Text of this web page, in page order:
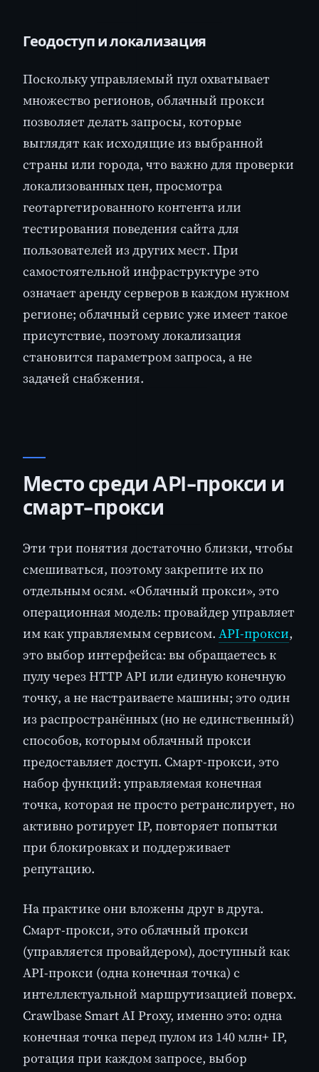
Геодоступ и локализация
Поскольку управляемый пул охватывает
множество регионов, облачный прокси
позволяет делать запросы, которые
выглядят как исходящие из выбранной
страны или города, что важно для проверки
локализованных цен, просмотра
геотаргетированного контента или
тестирования поведения сайта для
пользователей из других мест. При
самостоятельной инфраструктуре это
означает аренду серверов в каждом нужном
регионе; облачный сервис уже имеет такое
присутствие, поэтому локализация
становится параметром запроса, а не
задачей снабжения.
Место среди API-прокси и
смарт-прокси
Эти три понятия достаточно близки, чтобы
смешиваться, поэтому закрепите их по
отдельным осям. «Облачный прокси», это
операционная модель: провайдер управляет
им как управляемым сервисом. API-прокси,
это выбор интерфейса: вы обращаетесь к
пулу через HTTP API или единую конечную
точку, а не настраиваете машины; это один
из распространённых (но не единственный)
способов, которым облачный прокси
предоставляет доступ. Смарт-прокси, это
набор функций: управляемая конечная
точка, которая не просто ретранслирует, но
активно ротирует IP, повторяет попытки
при блокировках и поддерживает
репутацию.
На практике они вложены друг в друга.
Смарт-прокси, это облачный прокси
(управляется провайдером), доступный как
API-прокси (одна конечная точка) с
интеллектуальной маршрутизацией поверх.
Crawlbase Smart AI Proxy, именно это: одна
конечная точка перед пулом из 140 млн+ IP,
ротация при каждом запросе, выбор